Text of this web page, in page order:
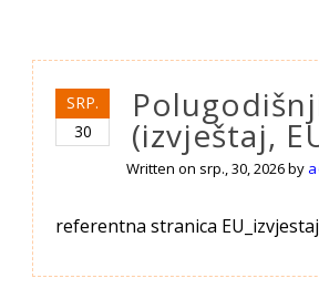
SRP.
30
(izvještaj,
Written on srp., 30, 2026by
referentna stranica